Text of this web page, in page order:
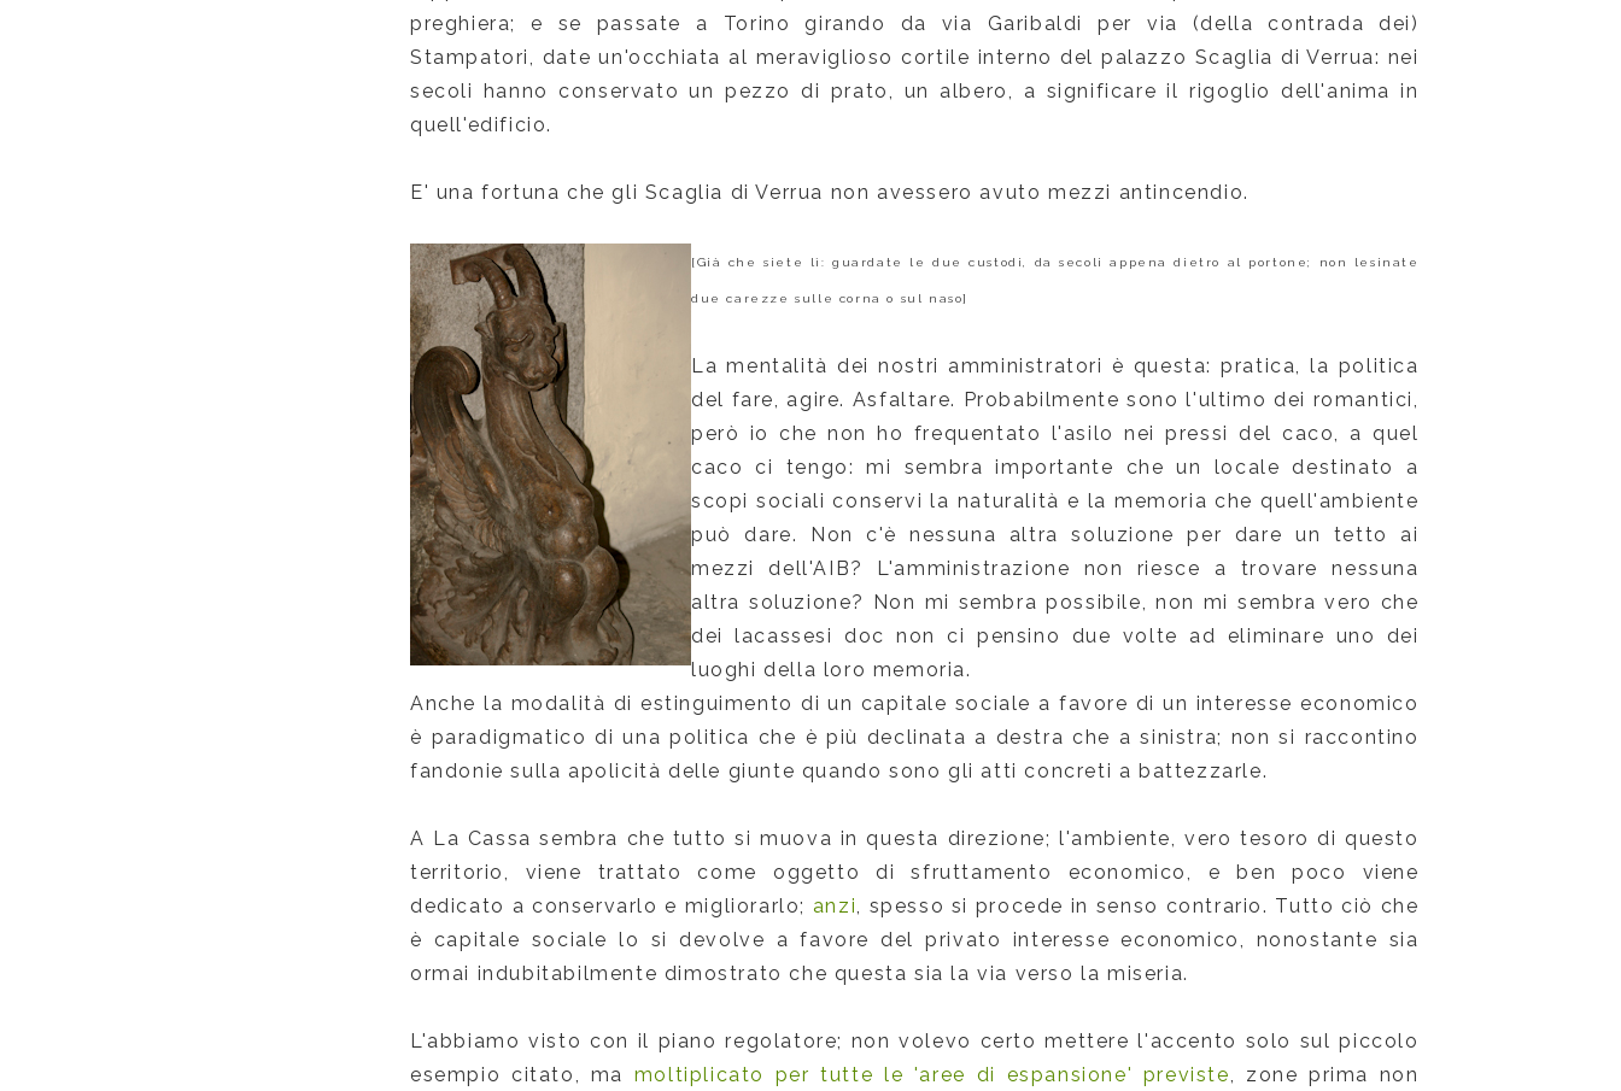
preghiera; e se passate a Torino girando da via Garibaldi per via (della contrada dei)
Stampatori, date un'occhiata al meraviglioso cortile interno del palazzo Scaglia di Verrua: nei
secoli hanno conservato un pezzo di prato, un albero, a significare il rigoglio dell'anima in
quell'edificio.
E' una fortuna che gli Scaglia di Verrua non avessero avuto mezzi antincendio.
[Già che siete lì: guardate le due custodi, da secoli appena dietro al portone; non lesinate
due carezze sulle corna o sul naso]
La mentalità dei nostri amministratori è questa: pratica, la politica
del fare, agire. Asfaltare. Probabilmente sono l'ultimo dei romantici,
però io che non ho frequentato l'asilo nei pressi del caco, a quel
caco ci tengo: mi sembra importante che un locale destinato a
scopi sociali conservi la naturalità e la memoria che quell'ambiente
può dare. Non c'è nessuna altra soluzione per dare un tetto ai
mezzi dell'AIB? L'amministrazione non riesce a trovare nessuna
altra soluzione? Non mi sembra possibile, non mi sembra vero che
dei lacassesi doc non ci pensino due volte ad eliminare uno dei
luoghi della loro memoria.
Anche la modalità di estinguimento di un capitale sociale a favore di un interesse economico
è paradigmatico di una politica che è più declinata a destra che a sinistra; non si raccontino
fandonie sulla apolicità delle giunte quando sono gli atti concreti a battezzarle.
A La Cassa sembra che tutto si muova in questa direzione; l'ambiente, vero tesoro di questo
territorio, viene trattato come oggetto di sfruttamento economico, e ben poco viene
dedicato a conservarlo e migliorarlo; anzi, spesso si procede in senso contrario. Tutto ciò che
è capitale sociale lo si devolve a favore del privato interesse economico, nonostante sia
ormai indubitabilmente dimostrato che questa sia la via verso la miseria.
L'abbiamo visto con il piano regolatore; non volevo certo mettere l'accento solo sul piccolo
esempio citato, ma moltiplicato per tutte le 'aree di espansione' previste, zone prima non